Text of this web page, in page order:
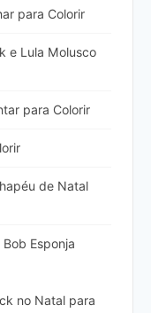
para Colorir
e Lula Molusco
para Colorir
de Natal
Esponja
no Natal para